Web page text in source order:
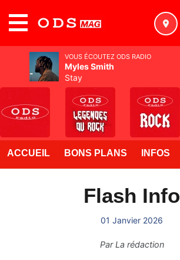
ACCUEIL BONS PLANS INFOS
Flash Info
01 Janvier 2026
ParLa rédaction
VOUS ÉCOUTEZ ODS RADIO
Myles Smith
Stay